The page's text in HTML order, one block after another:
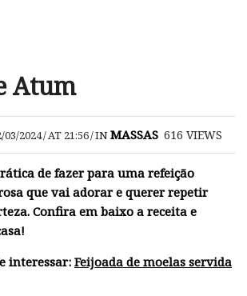
Atum
03/2024/AT 21:56/INMASSAS 616 VIEWS
de fazer para uma refeição
que vai adorar e querer repetir
Confira em baixo a receita e
interessar: Feijoada de moelas servida